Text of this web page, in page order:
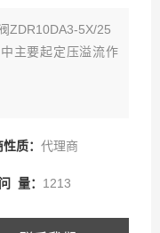
ZDR10DA3-5X/25
主要起定压溢流作
质： 代理商
量： 1213